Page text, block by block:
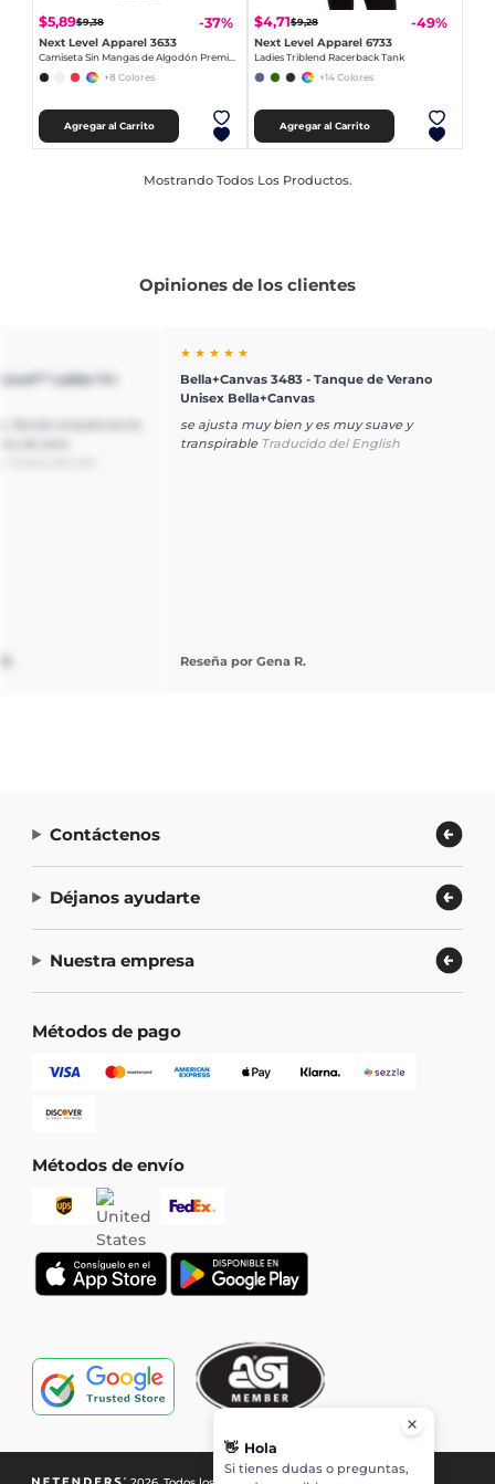
$5,89$9,38 -37%
Next Level Apparel 3633
Camiseta Sin Mangas de Algodón Premium para Hombre
+8 Colores
Agregar al Carrito
$4,71$9,28 -49%
Next Level Apparel 6733
Ladies Triblend Racerback Tank
+14 Colores
Agregar al Carrito
Mostrando Todos Los Productos.
Opiniones de los clientes
Ladies Tri-
★ ★ ★ ★ ★
Bella+Canvas 3483 - Tanque de Verano
Unisex Bella+Canvas
se ajusta muy bien y es muy suave y
transpirable Traducido del English
Reseña por Gena R.
Contáctenos
Déjanos ayudarte
Nuestra empresa
Métodos de pago
Métodos de envío
👋 Hola
Si tienes dudas o preguntas,